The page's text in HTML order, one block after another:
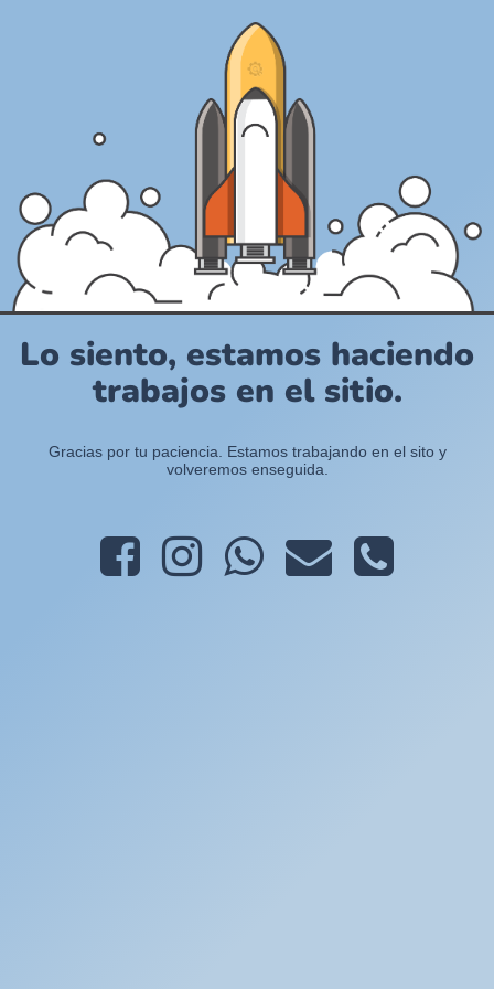
Lo siento, estamos haciendo
trabajos en el sitio.
Gracias por tu paciencia. Estamos trabajando en el sito y
volveremos enseguida.